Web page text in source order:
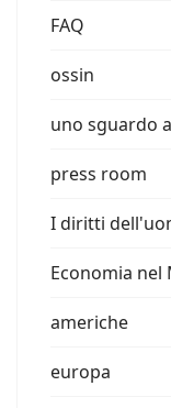
FAQ
ossin
uno sguardo
press room
I diritti
Economia nel
americhe
europa